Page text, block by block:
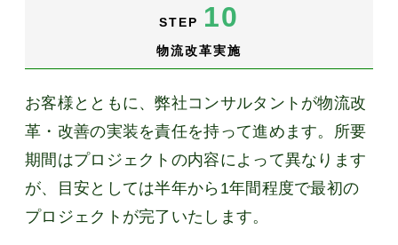
STEP 10
物流改革実施
お客様とともに、弊社コンサルタントが物流改
革・改善の実装を責任を持って進めます。所要
期間はプロジェクトの内容によって異なります
が、目安としては半年から1年間程度で最初の
プロジェクトが完了いたします。